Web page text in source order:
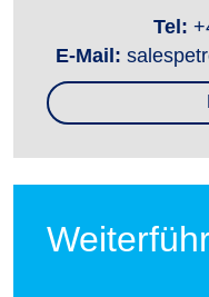
Tel:
E-Mail: